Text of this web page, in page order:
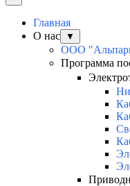
Главная
О нас
▼
ООО
Программа